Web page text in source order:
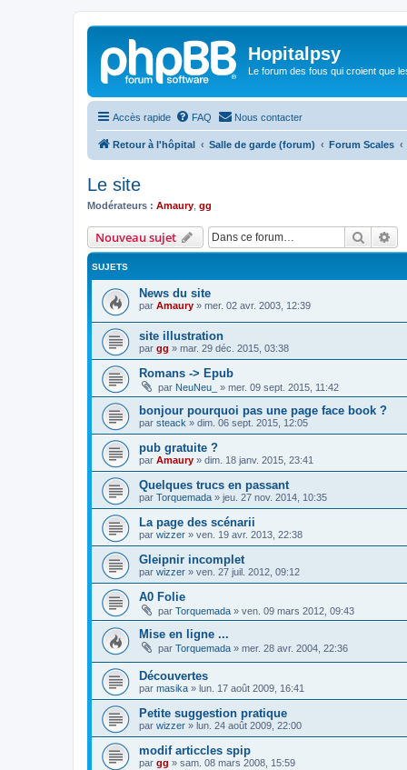
Hopitalpsy
Le forum des fous qui croient que
Accès rapide FAQ Nous contacter
Retour à l'hôpital Salle de garde (forum) Forum Scales
Le site
Modérateurs : Amaury gg
Nouveau sujet
SUJETS
News du site
par Amaury » mer. 02 avr. 2003, 12:39
site illustration
par gg » mar. 29 déc. 2015, 03:38
Romans -> Epub
par NeuNeu_ » mer. 09 sept. 2015, 11:42
bonjour pourquoi pas une page face book ?
par steack » dim. 06 sept. 2015, 12:05
pub gratuite ?
par Amaury » dim. 18 janv. 2015, 23:41
Quelques trucs en passant
par Torquemada » jeu. 27 nov. 2014, 10:35
La page des scénarii
par wizzer » ven. 19 avr. 2013, 22:38
Gleipnir incomplet
par wizzer » ven. 27 juil. 2012, 09:12
A0 Folie
par Torquemada » ven. 09 mars 2012, 09:43
Mise en ligne ...
par Torquemada » mer. 28 avr. 2004, 22:36
Découvertes
par masika » lun. 17 août 2009, 16:41
Petite suggestion pratique
par wizzer » lun. 24 août 2009, 22:00
modif articcles spip
par gg » sam. 08 mars 2008, 15:59